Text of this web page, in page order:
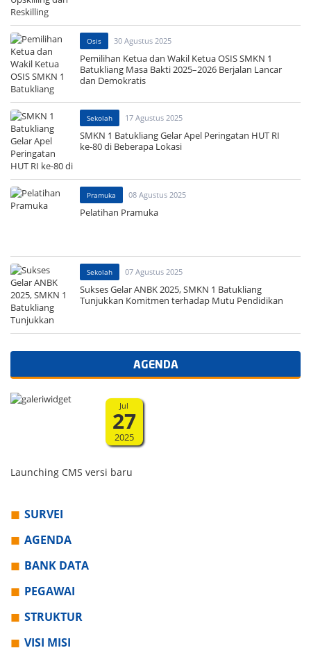
Osis 30 Agustus 2025
Pemilihan Ketua dan Wakil Ketua OSIS SMKN 1
Batukliang Masa Bakti 2025–2026 Berjalan Lancar
dan Demokratis
Sekolah 17 Agustus 2025
SMKN 1 Batukliang Gelar Apel Peringatan HUT RI
ke-80 di Beberapa Lokasi
Pramuka 08 Agustus 2025
Pelatihan Pramuka
Sekolah 07 Agustus 2025
Sukses Gelar ANBK 2025, SMKN 1 Batukliang
Tunjukkan Komitmen terhadap Mutu Pendidikan
AGENDA
Jul
27
2025
Launching CMS versi baru
SURVEI
AGENDA
BANK DATA
PEGAWAI
STRUKTUR
VISI MISI